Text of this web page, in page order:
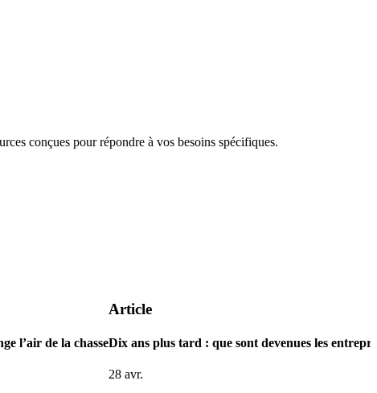
conçues pour répondre à vos besoins spécifiques.
l’air de la chasse
Article
Dix ans plus tard : que sont devenues les
28 avr.